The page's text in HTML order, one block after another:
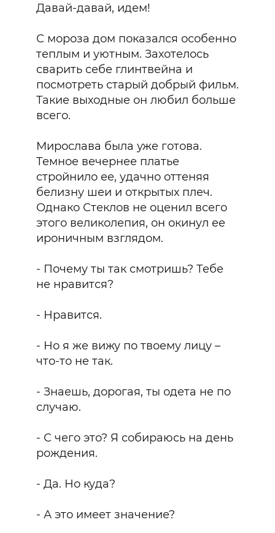
Давай-давай, идем!
С мороза дом показался особенно
теплым и уютным. Захотелось
сварить себе глинтвейна и
посмотреть старый добрый фильм.
Такие выходные он любил больше
всего.
Мирослава была уже готова.
Темное вечернее платье
стройнило ее, удачно оттеняя
белизну шеи и открытых плеч.
Однако Стеклов не оценил всего
этого великолепия, он окинул ее
ироничным взглядом.
- Почему ты так смотришь? Тебе
не нравится?
- Нравится.
- Но я же вижу по твоему лицу –
что-то не так.
- Знаешь, дорогая, ты одета не по
случаю.
- С чего это? Я собираюсь на день
рождения.
- Да. Но куда?
- А это имеет значение?